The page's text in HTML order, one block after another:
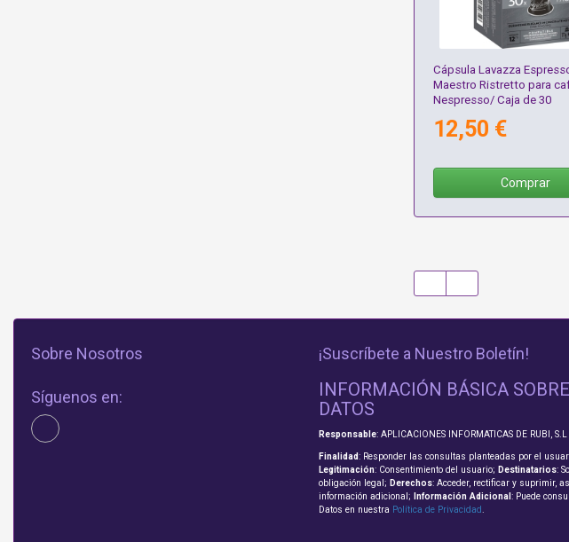
Cápsula Lavazza
Maestro Ristretto para
Nespresso/ Caja de 30
12,50 €
Comprar
Sobre Nosotros
Síguenos en:
¡Suscríbete a Nuestro Boletín!
INFORMACIÓN BÁSICA
DATOS
Responsable: APLICACIONES INFORMATICAS DE RUBI, S.L
Finalidad: Responder las consultas planteadas por el
Legitimación: Consentimiento del usuario; Destinatarios:
obligación legal; Derechos: Acceder, rectificar y suprimir,
información adicional;
Información Adicional : Puede
Datos en nuestra Política de Privacidad